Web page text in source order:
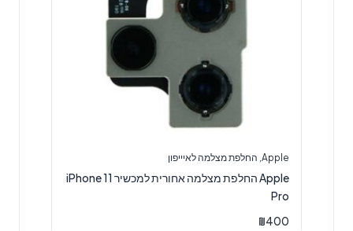
Apple החלפת מצלמה לאיייפון
Apple החלפת מצלמה אחורית למכשיר iPhone 11
Pro
₪400